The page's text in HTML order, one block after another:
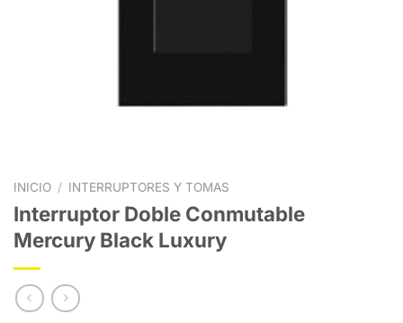
INICIO / INTERRUPTORES Y TOMAS
Interruptor Doble Conmutable
Mercury Black Luxury